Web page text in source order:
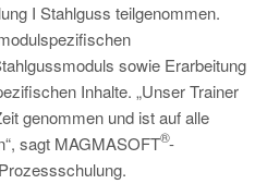
I Stahlguss teilgenommen.
sowie Erarbeitung
Inhalte. „Unser Trainer
genommen und ist auf alle
sagt MAGMASOFT
®-